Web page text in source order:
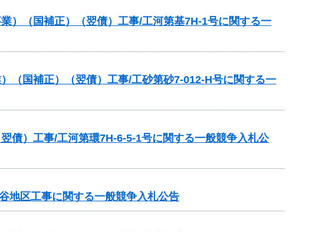
）（国補正）（翌債）工事/工河第基7H-1号に関する一
（国補正）（翌債）工事/工砂第砂7-012‐H号に関する一
債）工事/工河第環7H-6-5-1号に関する一般競争入札公
区工事に関する一般競争入札公告